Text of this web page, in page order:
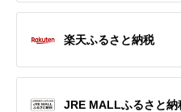
楽天ふるさと納税
JRE MALLふるさと納